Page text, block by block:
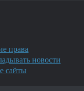
права
новости
сайты